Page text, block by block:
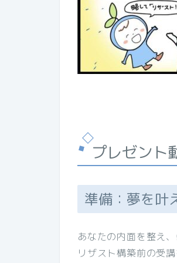
プレゼント
準備：夢を叶
あなたの内面を整え
リザスト構築前の受